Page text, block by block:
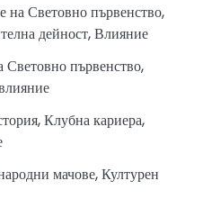
на Световно първенство,
дейност, Влияние
първенство,
Клубна кариера,
мачове, Културен